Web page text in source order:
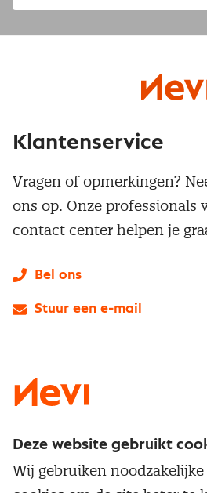
Service & contact
Klantenservice
Vragen of opmerkingen?
ons op. Onze professionals
contact center helpen je
Bel ons
Stuur een e-mail
Deze website gebruikt
Wij gebruiken